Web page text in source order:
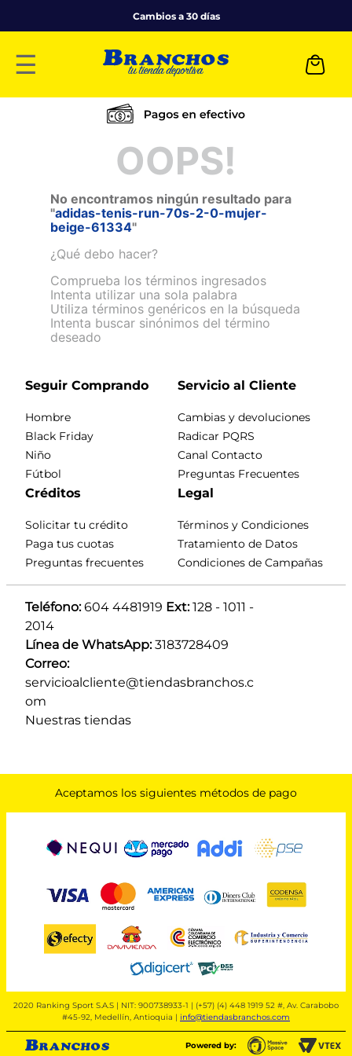
Cambios a 30 días
☰
OOPS!
No encontramos ningún resultado para
"adidas-tenis-run-70s-2-0-mujer-
beige-61334"
¿Qué debo hacer?
Comprueba los términos ingresados
Intenta utilizar una sola palabra
Utiliza términos genéricos en la búsqueda
Intenta buscar sinónimos del término
deseado
Seguir Comprando
Hombre
Black Friday
Niño
Fútbol
Servicio al Cliente
Cambias y devoluciones
Radicar PQRS
Canal Contacto
Preguntas Frecuentes
Créditos
Solicitar tu crédito
Paga tus cuotas
Preguntas frecuentes
Legal
Términos y Condiciones
Tratamiento de Datos
Condiciones de Campañas
Teléfono: 604 4481919 Ext: 128 - 1011 -
2014
Línea de WhatsApp: 3183728409
Correo:
servicioalcliente@tiendasbranchos.c
om
Nuestras tiendas
Aceptamos los siguientes métodos de pago
2020 Ranking Sport S.A.S | NIT: 900738933-1 | (+57) (4) 448 1919 52 #, Av. Carabobo
#45-92, Medellín, Antioquia | info@tiendasbranchos.com
Powered by: